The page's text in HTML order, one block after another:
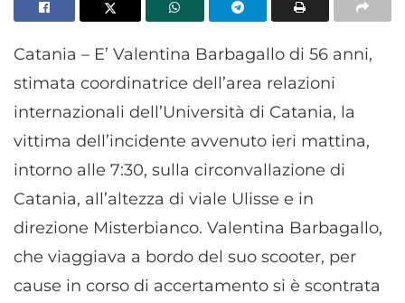
Catania – E’ Valentina Barbagallo di 56 anni,
stimata coordinatrice dell’area relazioni
internazionali dell’Università di Catania, la
vittima dell’incidente avvenuto ieri mattina,
intorno alle 7:30, sulla circonvallazione di
Catania, all’altezza di viale Ulisse e in
direzione Misterbianco. Valentina Barbagallo,
che viaggiava a bordo del suo scooter, per
cause in corso di accertamento si è scontrata